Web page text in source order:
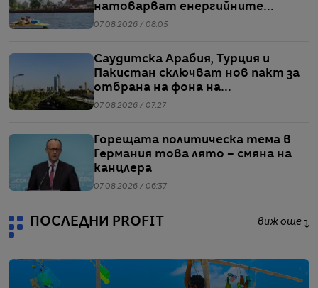
натоварват енергийните
системи
07.08.2026 / 08:05
Саудитска Арабия, Турция и
Пакистан сключват нов пакт за
отбрана на фона на
напрежението между САЩ и Иран
07.08.2026 / 07:27
Горещата политическа тема в
Германия това лято – смяна на
канцлера
07.08.2026 / 06:37
ПОСЛЕДНИ PROFIT виж още